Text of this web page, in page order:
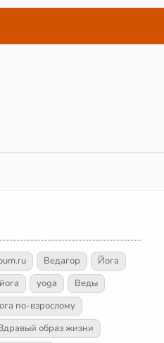
Ведагор
Йога
йога yoga
Веды
по-взрослому
образ жизни